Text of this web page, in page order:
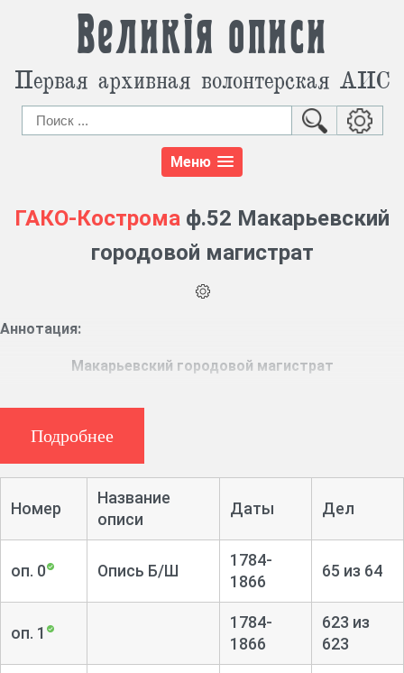
Великія описи
Первая архивная волонтерская АИС
Меню
ГАКО-Кострома ф.52 Макарьевский
городовой магистрат
Аннотация:
Макарьевский городовой магистрат
Указы губернского правления.
Журналы и протоколы заседаний и магистрата.
Книги записи прихода и расхода денежных сумм.
Дела о вводе во владение имениями. Книги записи
договоров, условий и контрактов.
Подробнее
Номер
Название
описи
Даты Дел
оп. 0 Опись Б/Ш
1784-
1866
65 из 64
оп. 1
1784-
1866
623 из
623